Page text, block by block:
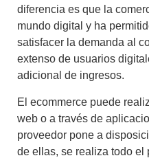
diferencia es que la
mundo digital y ha
satisfacer la demanda al
extenso de usuarios
adicional de ingresos.
El ecommerce puede
web o a través de
proveedor pone a
de ellas, se realiza todo el